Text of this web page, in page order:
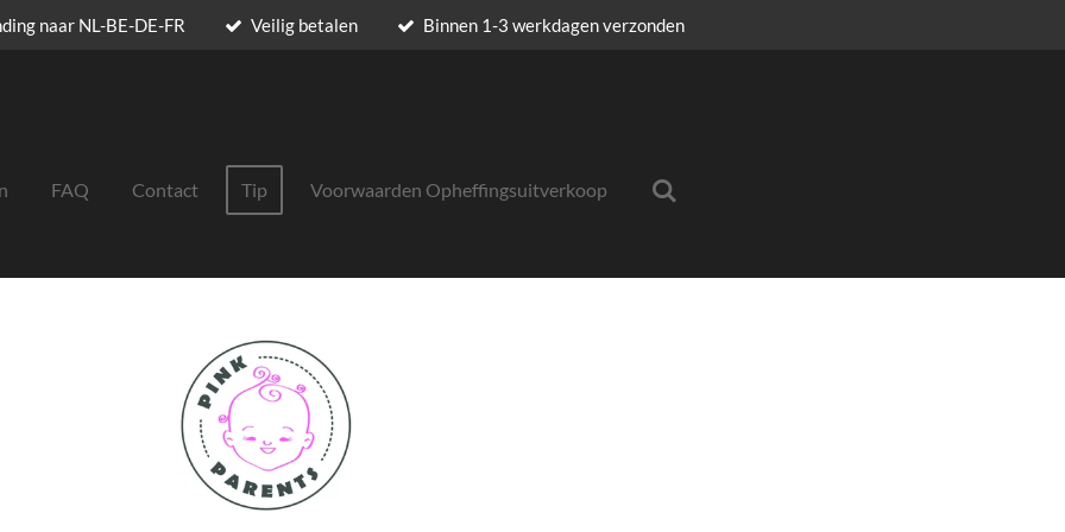
naar NL-BE-DE-FR Veilig betalen Binnen 1-3 werkdagen verzonden
FAQ Contact Tip Voorwaarden Opheffingsuitverkoop